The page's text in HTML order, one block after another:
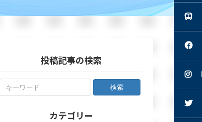
投稿記事の検索
カテゴリー